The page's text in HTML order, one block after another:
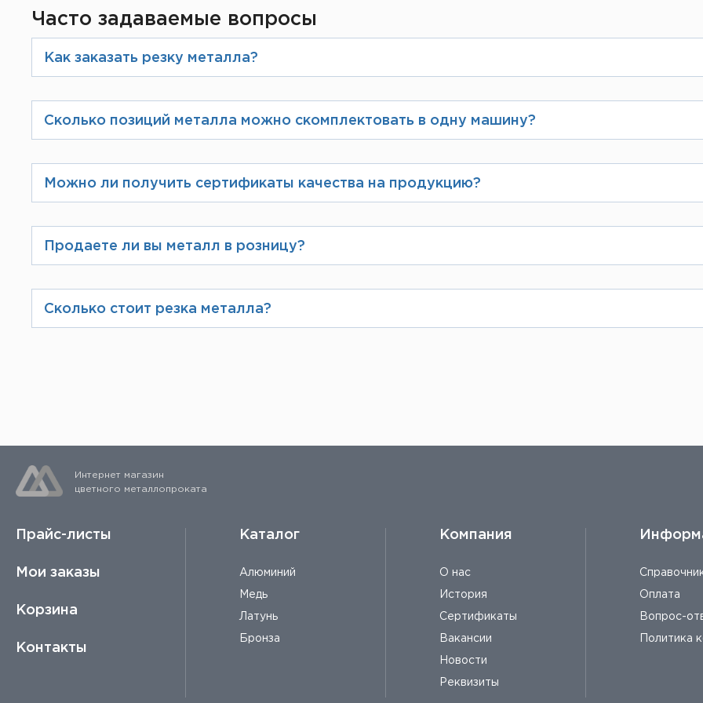
Часто задаваемые вопросы
Как заказать резку металла?
избежание ошибок Вам предложат в письменном виде указать необходимые
фирменном бланке.
Сколько позиций металла можно скомплектовать в одну машину?
максимально скомплектовать Ваш заказ.
Можно ли получить сертификаты качества на продукцию?
их в электронном виде или распечатывают по требованию клиента и выдают
Продаете ли вы металл в розницу?
Сколько стоит резка металла?
Интернет магазин
цветного металлопроката
Прайс-листы
Мои заказы
Корзина
Контакты
Каталог
Алюминий
Медь
Латунь
Бронза
Компания
О нас
История
Сертификаты
Вакансии
Новости
Реквизиты
Оплата
Вопрос-
Политика